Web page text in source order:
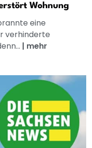
Wohnung
eine
verhinderte
| mehr